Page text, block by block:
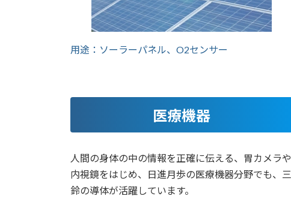
用途：ソーラーパネル、O2センサー
医療機器
人間の身体の中の情報を正確に伝える、胃カメラや
内視鏡をはじめ、日進月歩の医療機器分野でも、三
鈴の導体が活躍しています。